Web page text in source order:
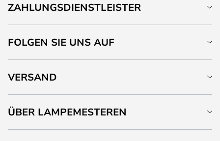
ZAHLUNGSDIENSTLEISTER
FOLGEN SIE UNS AUF
VERSAND
ÜBER LAMPEMESTEREN